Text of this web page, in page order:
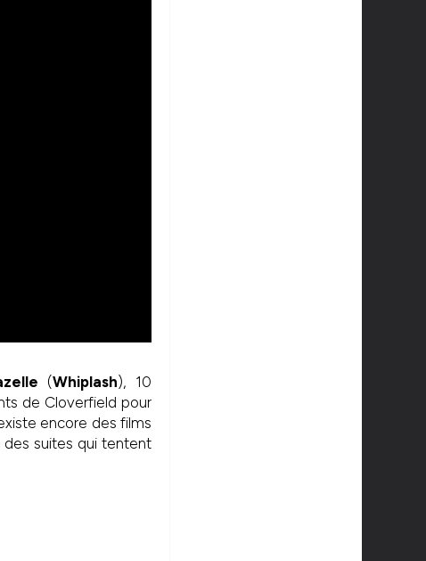
(Whiplash), 10
de Cloverfield pour
encore des films
des suites qui tentent